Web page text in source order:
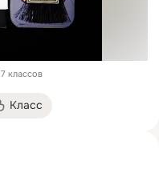
7 классов
Класс